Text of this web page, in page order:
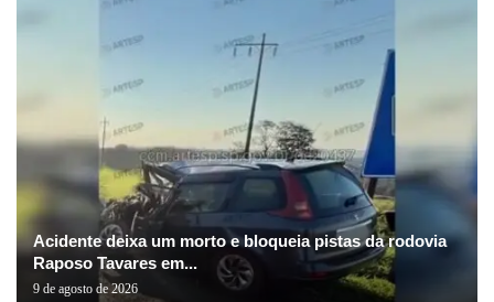
Acidente deixa um morto e bloqueia pistas da rodovia
Raposo Tavares em...
9 de agosto de 2026